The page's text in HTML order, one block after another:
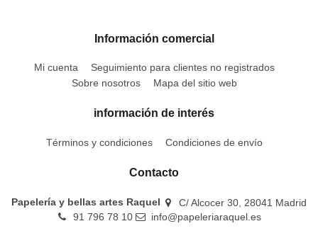
Información comercial
Mi cuenta
Seguimiento para clientes no registrados
Sobre nosotros
Mapa del sitio web
información de interés
Términos y condiciones Condiciones de envío
Contacto
Papelería y bellas artes Raquel
C/ Alcocer 30, 28041 Madrid
91 796 78 10
info@papeleriaraquel.es